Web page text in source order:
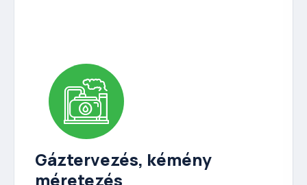
Gáztervezés, kémény
méretezés